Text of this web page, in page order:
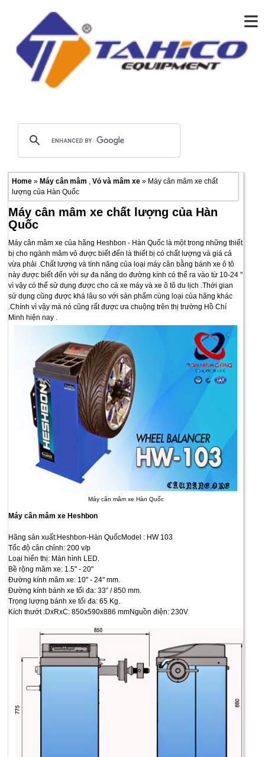
≡
Home» Máy cân mâm ,Vỏ và mâm xe» Máy cân mâm xe chất
lượng của Hàn Quốc
Máy cân mâm xe chất lượng của Hàn
Quốc
Máy cân mâm xe của hãng Heshbon - Hàn Quốc là một trong những thiết
bị cho ngành mâm vỏ được biết đến là thiết bị có chất lượng và giá cả
vừa phải .Chất lượng và tính năng của loại máy cân bằng bánh xe ô tô
này được biết đến với sự đa năng do đường kính có thể ra vào từ 10-24 "
vì vậy có thể sử dụng được cho cả xe máy và xe ô tô du lịch .Thới gian
sử dụng cũng được khá lâu so với sản phẩm cùng loại của hãng khác
.Chính vì vậy mà nó cũng rất được ưa chuộng trên thị trường Hồ Chí
Minh hiện nay .
Máy cân mâm xe Hàn Quốc
Máy cân mâm xe Heshbon
Hãng sản xuất:Heshbon-Hàn QuốcModel : HW 103
Tốc độ cân chỉnh: 200 v/p
Loại hiển thị: Màn hình LED.
Bề rộng mâm xe: 1.5" - 20"
Đường kính mâm xe: 10" - 24" mm.
Đường kính bánh xe tối đa: 33” / 850 mm.
Trọng lượng bánh xe tối đa: 65 Kg.
Kích thướt :DxRxC: 850x590x886 mmNguồn điện: 230V